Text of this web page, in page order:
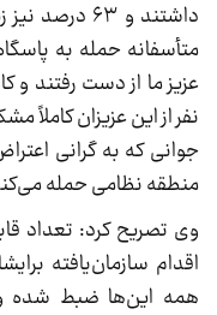
متأسفانه حمله به
عزیز ما از دست رفتند
نفر از این عزیزان کاملاً
جوانی که به گرانی
منطقه نظامی حمله
وی تصریح کرد: تعداد
اقدام سازمان‌یافته
همه این‌ها ضبط شده